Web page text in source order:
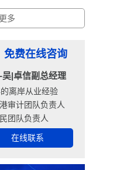
多
免费在线咨询
|卓信副总经理
离岸从业经验
审计团队负责人
团队负责人
在线联系